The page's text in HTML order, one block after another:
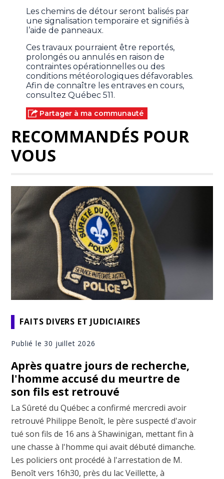
Les chemins de détour seront balisés par
une signalisation temporaire et signifiés à
l’aide de panneaux.
Ces travaux pourraient être reportés,
prolongés ou annulés en raison de
contraintes opérationnelles ou des
conditions météorologiques défavorables.
Afin de connaître les entraves en cours,
consultez Québec 511.
Partager à ma communauté
RECOMMANDÉS POUR
VOUS
FAITS DIVERS ET JUDICIAIRES
Publié le 30 juillet 2026
Après quatre jours de recherche,
l'homme accusé du meurtre de
son fils est retrouvé
La Sûreté du Québec a confirmé mercredi avoir
retrouvé Philippe Benoît, le père suspecté d'avoir
tué son fils de 16 ans à Shawinigan, mettant fin à
une chasse à l'homme qui avait débuté dimanche.
Les policiers ont procédé à l'arrestation de M.
Benoît vers 16h30, près du lac Veillette, à